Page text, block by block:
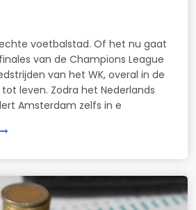
voetbalstad. Of het nu gaat
van de Champions League
van het WK, overal in de
leven. Zodra het Nederlands
Amsterdam zelfs in e